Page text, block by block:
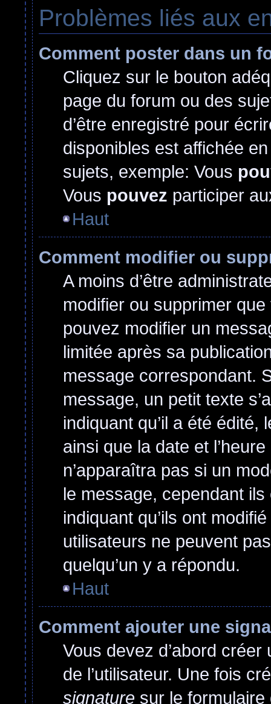
Problèmes liés aux
Comment poster dans un
Cliquez sur le bouton
page du forum ou des
d’être enregistré pour
disponibles est affichée
sujets, exemple: Vous
Vous pouvez participer
Haut
Comment modifier ou
A moins d’être
modifier ou supprimer
pouvez modifier un
limitée après sa
message correspondant.
message, un petit texte
indiquant qu’il a été édité,
ainsi que la date et
n’apparaîtra pas si un
le message, cependant
indiquant qu’ils ont
utilisateurs ne peuvent
quelqu’un y a répondu.
Haut
Comment ajouter une
Vous devez d’abord
de l’utilisateur. Une fois
signature sur le